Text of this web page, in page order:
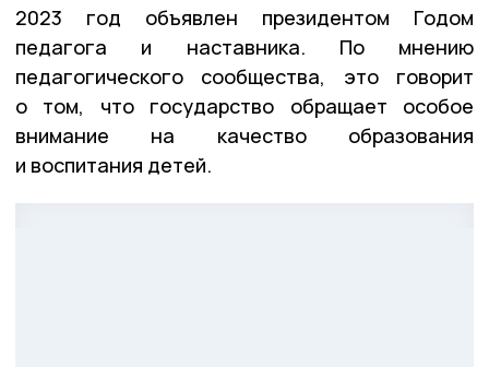
2023 год объявлен президентом Годом
педагога и наставника. По мнению
педагогического сообщества, это говорит
о том, что государство обращает особое
внимание на качество образования
и воспитания детей.